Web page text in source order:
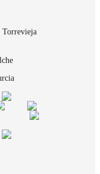
Torrevieja